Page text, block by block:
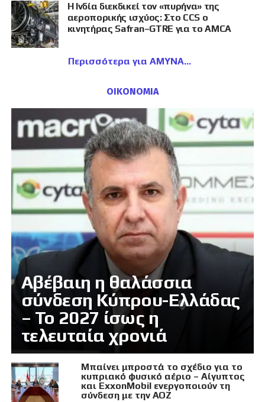
Η Ινδία διεκδικεί τον «πυρήνα» της
αεροπορικής ισχύος: Στο CCS ο
κινητήρας Safran–GTRE για το AMCA
Περισσότερα για ΑΜΥΝΑ
ΟΙΚΟΝΟΜΙΑ
Αβέβαιη η θαλάσσια
σύνδεση Κύπρου-Ελλάδας
– Το 2027 ίσως η
τελευταία χρονιά
Μπαίνει μπροστά το σχέδιο για το
κυπριακό φυσικό αέριο – Αίγυπτος
και ExxonMobil ενεργοποιούν τη
σύνδεση με την ΑΟΖ